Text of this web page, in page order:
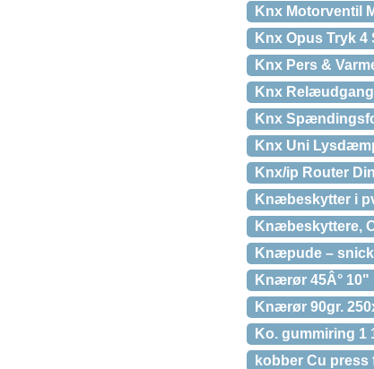
Knx Motorventil
Knx Opus Tryk 4
Knx Pers &
Knx
Knx
Knx Uni
Knx/ip Router Din
Knæbeskytter i
Knæbeskyttere,
Knæpude –
Knærør 45Â° 10"
Knærør 90gr.
Ko. gummiring 1
kobber Cu